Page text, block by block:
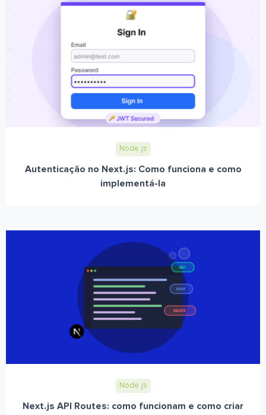
Node.js
Autenticação no Next.js: Como funciona e como
implementá-la
Node.js
Next.js API Routes: como funcionam e como criar